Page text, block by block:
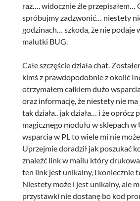
raz…. widocznie źle przepisałem…
spróbujmy zadzwonić… niestety
godzinach… szkoda, że nie podaje
malutki BUG.
Całe szczęście działa chat.
kimś z prawdopodobnie z okolić
otrzymałem całkiem dużo
oraz informację, że niestety nie
tak działa.. jak działa… i że oprócz
magicznego modułu w sklepach
wsparcia w PL to wiele mi nie
Uprzejmie doradził jak poszukać
znaleźć link w mailu który
ten link jest unikalny, i koniecznie
Niestety może i jest unikalny, ale
przystawki nie dostanę bo kod